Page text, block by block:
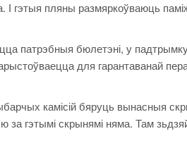
гэтыя пляны размяркоўваюць паміж
патрэбныя бюлетэні, у
для гарантаванай
камісій бяруць вынасныя
за гэтымі скрынямі няма. Там